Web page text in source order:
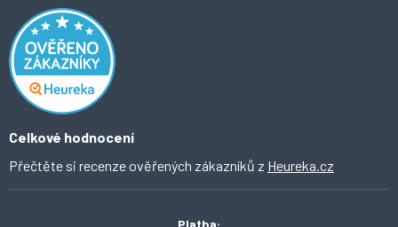
Inspirace a trendy
Domácí vychytávky
O Ahomi
Obchodní podmínky
Ochrana osobních údajů
Celkové hodnocení
Přečtěte si recenze ověřených zákazníků z Heureka.cz
Platba: